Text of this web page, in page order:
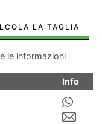
LA TAGLIA
le informazioni
Info